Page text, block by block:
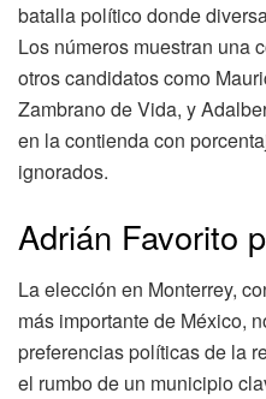
batalla político donde
Los números muestran una
otros candidatos como
Zambrano de Vida, y
en la contienda con
ignorados.
Adrián Favorito
La elección en Monterrey,
más importante de México,
preferencias políticas de la
el rumbo de un municipio